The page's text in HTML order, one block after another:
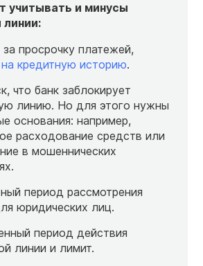
учитывать и минусы
линии:
просрочку платежей,
на кредитную историю.
что банк заблокирует
линию. Но для этого нужны
основания: например,
расходование средств или
в мошеннических
период рассмотрения
юридических лиц.
период действия
линии и лимит.